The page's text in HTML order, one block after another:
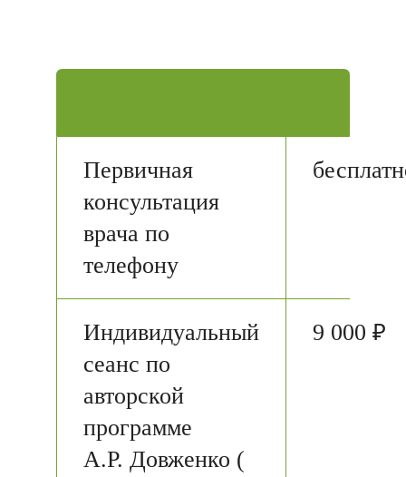
Первичная
консультация
врача по
телефону
Индивидуальный
сеанс по
авторской
программе
А.Р. Довженко (
9 000 ₽